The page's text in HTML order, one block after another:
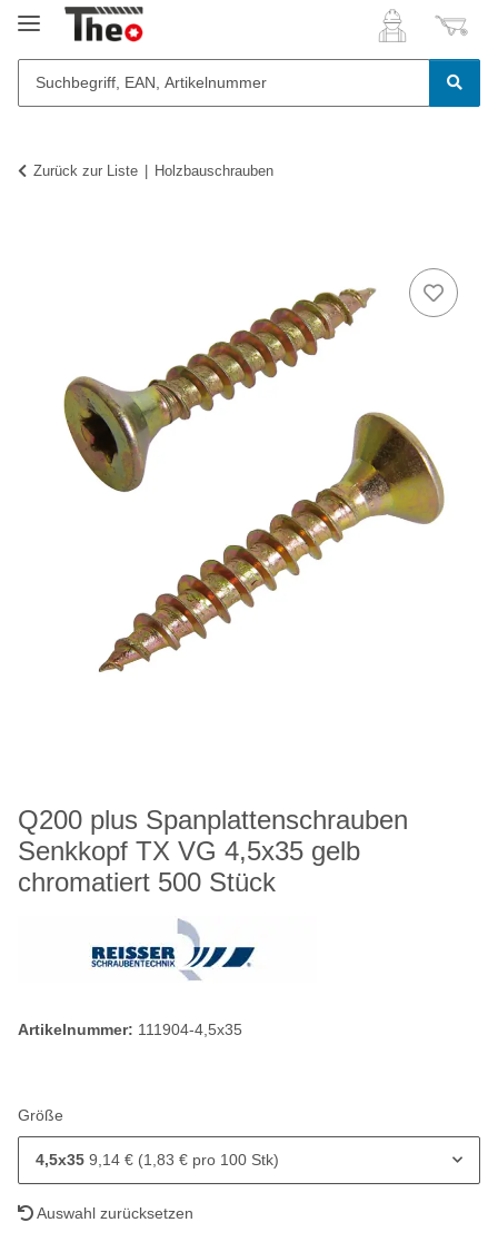
Zurück zur Liste Holzbauschrauben
Q200 plus Spanplattenschrauben
Senkkopf TX VG 4,5x35 gelb
chromatiert 500 Stück
Artikelnummer: 111904-4,5x35
Größe
4,5x35 9,14 € (1,83 € pro 100 Stk)
Auswahl zurücksetzen